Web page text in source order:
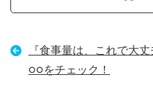
『食事量は、これで大
○○をチェック！